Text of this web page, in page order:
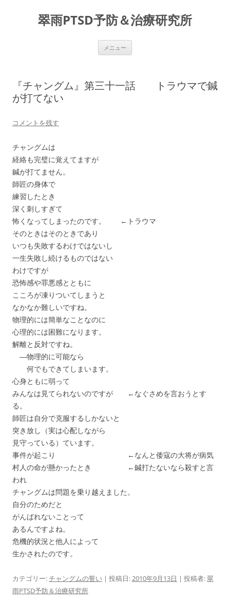
翠雨PTSD予防＆治療研究所
メニュー
『チャングム』第三十一話 トラウマで鍼
が打てない
コメントを残す
チャングムは
経絡も完璧に覚えてますが
鍼が打てません。
師匠の身体で
練習したとき
深く刺しすぎて
怖くなってしまったのです。 ←トラウマ
そのときはそのときであり
いつも失敗するわけではないし
一生失敗し続けるものではない
わけですが
恐怖感や罪悪感とともに
こころが凍りついてしまうと
なかなか難しいですね。
物理的には簡単なことなのに
心理的には困難になります。
解離と反対ですね。
―物理的に可能なら
何でもできてしまいます。
心身ともに弱って
みんなは見てられないのですが ←なぐさめを言おうとす
る。
師匠は自分で克服するしかないと
突き放し（実は心配しながら
見守っている）ています。
事件が起こり ←なんと倭寇の大将が病気
村人の命が懸かったとき ←鍼打たないなら殺すと言
われ
チャングムは問題を乗り越えました。
自分のためだと
がんばれないことって
あるんですよね。
危機的状況と他人によって
生かされたのです。
カテゴリー:チャングムの誓い | 投稿日:2010年9月13日 | 投稿者:翠
雨PTSD予防＆治療研究所